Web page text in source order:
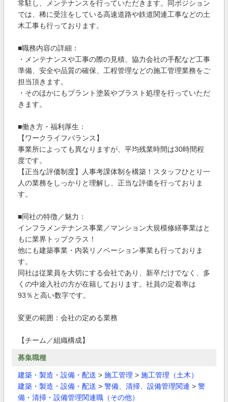
常駐し、メンテナンスを行っていただきます。同ポジション
では、稀に受注をしている高速道路や鉄道関連工事などの土
木工事も行っております。
■職務内容の詳細：
・メンテナンスや工事の際の見積、協力会社の手配など工事
準備、安全や品質の確保、工程管理などの施工管理業務をご
担当頂きます。
・そのほかにもプラント塗装やブラスト処理を行っていただ
きます。
■働き方・福利厚生：
【ワークライフバランス】
事業所によっても異なりますが、平均残業時間は30時間程
度です。
【正当な評価制度】人事考課体制を構築！スタッフひとり一
人の業務をしっかりと理解し、正当な評価を行っておりま
す。
■同社の特徴／魅力：
インフラメンテナンス事業／マンション大規模修繕事業はと
もに業界トップクラス！
他にも建築事業・内装リノベーション事業も行っておりま
す。
同社は従業員を大切にする会社であり、新卒だけでなく、多
くの中途入社の方が在籍しております。社員の定着率は
93％と高い数字です。
変更の範囲：会社の定める業務
【チーム／組織構成】
募集職種
建築・製造・設備・配送 > 施工管理 > 施工管理（土木）
建築・製造・設備・配送 > 警備、清掃、設備管理関連 > 警
備・清掃・設備管理関連職（その他）